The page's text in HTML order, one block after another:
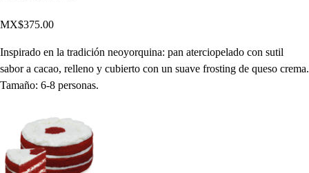
MX$375.00
Inspirado en la tradición neoyorquina: pan aterciopelado con sutil
sabor a cacao, relleno y cubierto con un suave frosting de queso crema.
Tamaño: 6-8 personas.